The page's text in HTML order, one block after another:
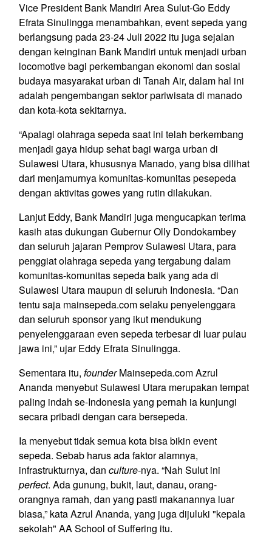
Vice President Bank Mandiri Area Sulut-Go Eddy
Efrata Sinulingga menambahkan, event sepeda yang
berlangsung pada 23-24 Juli 2022 itu juga sejalan
dengan keinginan Bank Mandiri untuk menjadi urban
locomotive bagi perkembangan ekonomi dan sosial
budaya masyarakat urban di Tanah Air, dalam hal ini
adalah pengembangan sektor pariwisata di manado
dan kota-kota sekitarnya.
“Apalagi olahraga sepeda saat ini telah berkembang
menjadi gaya hidup sehat bagi warga urban di
Sulawesi Utara, khususnya Manado, yang bisa dilihat
dari menjamurnya komunitas-komunitas pesepeda
dengan aktivitas gowes yang rutin dilakukan.
Lanjut Eddy, Bank Mandiri juga mengucapkan terima
kasih atas dukungan Gubernur Olly Dondokambey
dan seluruh jajaran Pemprov Sulawesi Utara, para
penggiat olahraga sepeda yang tergabung dalam
komunitas-komunitas sepeda baik yang ada di
Sulawesi Utara maupun di seluruh Indonesia. “Dan
tentu saja mainsepeda.com selaku penyelenggara
dan seluruh sponsor yang ikut mendukung
penyelenggaraan even sepeda terbesar di luar pulau
jawa ini,” ujar Eddy Efrata Sinulingga.
Sementara itu, founderMainsepeda.com Azrul
Ananda menyebut Sulawesi Utara merupakan tempat
paling indah se-Indonesia yang pernah ia kunjungi
secara pribadi dengan cara bersepeda.
Ia menyebut tidak semua kota bisa bikin event
sepeda. Sebab harus ada faktor alamnya,
infrastrukturnya, dan culture-nya. “Nah Sulut ini
perfect. Ada gunung, bukit, laut, danau, orang-
orangnya ramah, dan yang pasti makanannya luar
biasa,” kata Azrul Ananda, yang juga dijuluki "kepala
sekolah" AA School of Suffering itu.